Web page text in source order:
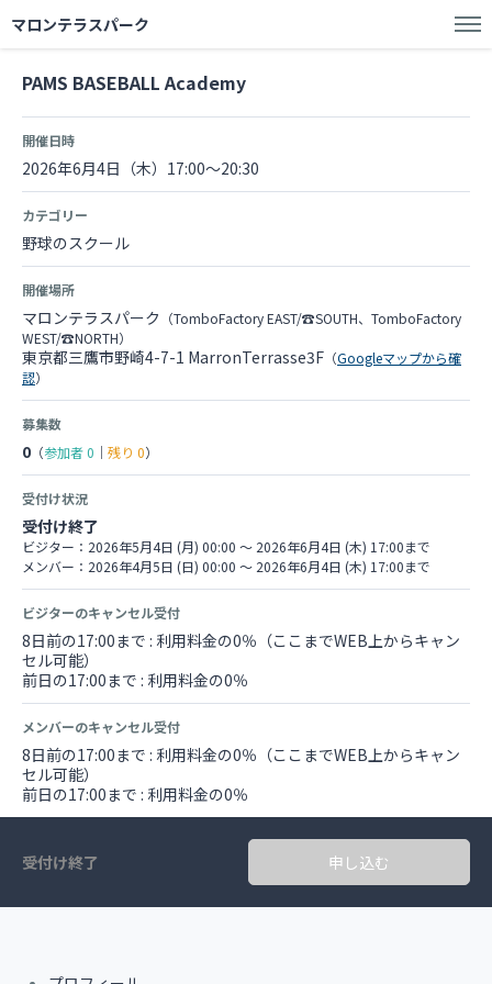
マロンテラスパーク
PAMS BASEBALL Academy
開催日時
2026年6月4日（木）17:00～20:30
カテゴリー
野球のスクール
開催場所
マロンテラスパーク （TomboFactory EAST/☎SOUTH、TomboFactory
WEST/☎NORTH）
東京都三鷹市野崎4-7-1 MarronTerrasse3F （Googleマップから確
認）
募集数
0 （参加者0 ｜ 残り 0）
受付け状況
受付け終了
ビジター：2026年5月4日 (月) 00:00 〜 2026年6月4日 (木) 17:00まで
メンバー：2026年4月5日 (日) 00:00 〜 2026年6月4日 (木) 17:00まで
ビジターのキャンセル受付
8日前の17:00まで : 利用料金の0％（ここまでWEB上からキャン
セル可能）
前日の17:00まで : 利用料金の0％
メンバーのキャンセル受付
8日前の17:00まで : 利用料金の0％（ここまでWEB上からキャン
セル可能）
前日の17:00まで : 利用料金の0％
受付け終了 申し込む